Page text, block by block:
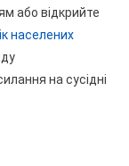
або відкрийте
населених
на сусідні